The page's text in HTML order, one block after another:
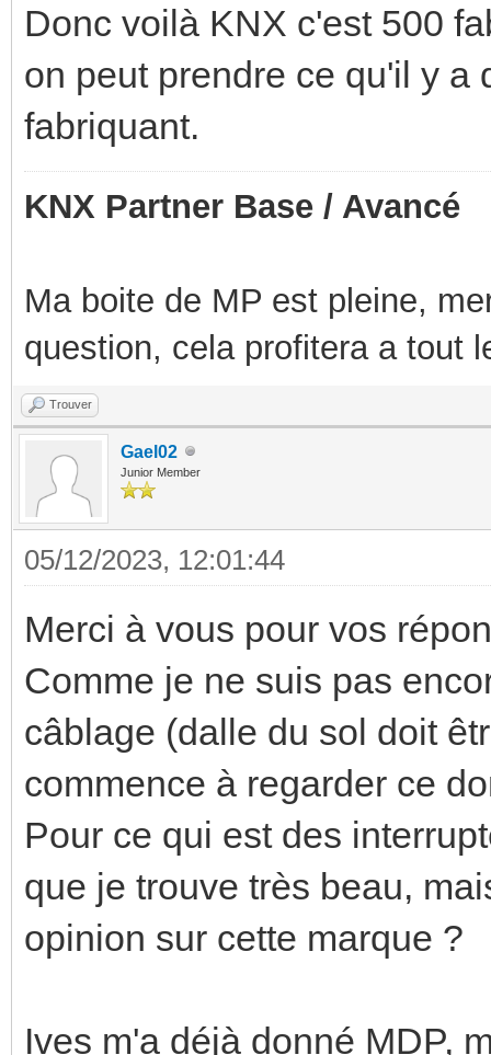
Donc voilà KNX c'est 500
on peut prendre ce qu'il y a
fabriquant.
KNX Partner Base / Avancé
Ma boite de MP est pleine,
question, cela profitera a tout
Trouver
Gael02
Junior Member
05/12/2023, 12:01:44
Merci à vous pour vos
Comme je ne suis pas
câblage (dalle du sol doit
commence à regarder ce
Pour ce qui est des
que je trouve très beau,
opinion sur cette marque ?
Ives m'a déjà donné MDP,